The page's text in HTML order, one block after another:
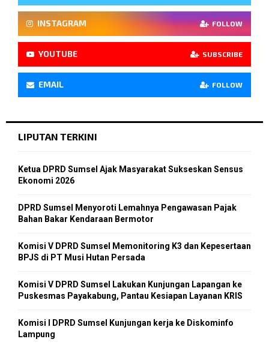
INSTAGRAM FOLLOW
YOUTUBE SUBSCRIBE
EMAIL FOLLOW
LIPUTAN TERKINI
Ketua DPRD Sumsel Ajak Masyarakat Sukseskan Sensus
Ekonomi 2026
DPRD Sumsel Menyoroti Lemahnya Pengawasan Pajak
Bahan Bakar Kendaraan Bermotor
Komisi V DPRD Sumsel Memonitoring K3 dan Kepesertaan
BPJS di PT Musi Hutan Persada
Komisi V DPRD Sumsel Lakukan Kunjungan Lapangan ke
Puskesmas Payakabung, Pantau Kesiapan Layanan KRIS
Komisi I DPRD Sumsel Kunjungan kerja ke Diskominfo
Lampung